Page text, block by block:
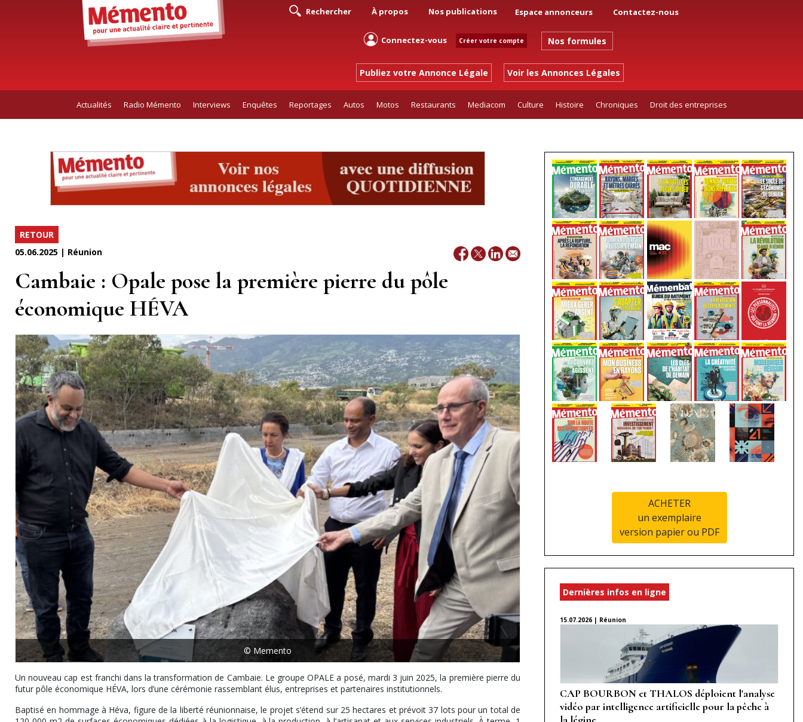
Rechercher À propos Nos publications Espace annonceurs Contactez-nous
Connectez-vous Créer votre compte Nos formules
Publiez votre Annonce Légale Voir les Annonces Légales
Actualités Radio Mémento Interviews Enquêtes Reportages Autos Motos Restaurants Mediacom Culture Histoire Chroniques Droit des entreprises
RETOUR
05.06.2025 | Réunion
Cambaie : Opale pose la première pierre du pôle
économique HÉVA
© Memento
Un nouveau cap est franchi dans la transformation de Cambaie. Le groupe OPALE a posé, mardi 3 juin 2025, la première pierre du
futur pôle économique HÉVA, lors d’une cérémonie rassemblant élus, entreprises et partenaires institutionnels.
Baptisé en hommage à Héva, figure de la liberté réunionnaise, le projet s’étend sur 25 hectares et prévoit 37 lots pour un total de
ACHETER
un exemplaire
version papier ou PDF
Dernières infos en ligne
15.07.2026 | Réunion
CAP BOURBON et THALOS déploient l'analyse
vidéo par intelligence artificielle pour la pêche à
la légine